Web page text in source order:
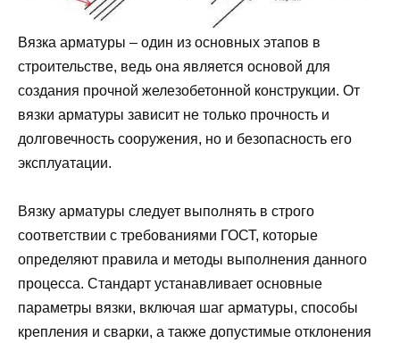
Вязка арматуры – один из основных этапов в
строительстве, ведь она является основой для
создания прочной железобетонной конструкции. От
вязки арматуры зависит не только прочность и
долговечность сооружения, но и безопасность его
эксплуатации.
Вязку арматуры следует выполнять в строго
соответствии с требованиями ГОСТ, которые
определяют правила и методы выполнения данного
процесса. Стандарт устанавливает основные
параметры вязки, включая шаг арматуры, способы
крепления и сварки, а также допустимые отклонения